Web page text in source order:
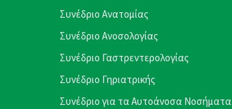
Συνέδριο Ανατομίας
Συνέδριο Ανοσολογίας
Συνέδριο Γαστρεντερολογίας
Συνέδριο Γηριατρικής
Συνέδριο για τα Αυτοάνοσα Νοσήματα